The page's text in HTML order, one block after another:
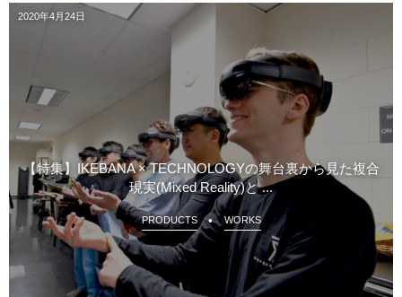
2020年4月24日
【特集】IKEBANA × TECHNOLOGYの舞台裏から見た複合
現実(Mixed Reality)と ...
PRODUCTS WORKS